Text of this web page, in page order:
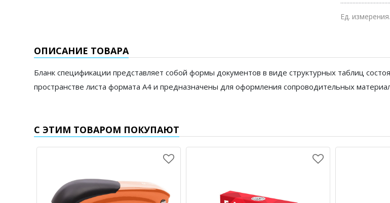
Грамоты, дипломы,
Бумага писчая, газетная,
Бумага в рулоне и стопе
Ед. измерения
ОПИСАНИЕ ТОВАРА
Бланк спецификации представляет собой формы документов в виде структурных таблиц
пространстве листа формата А4 и предназначены для оформления сопроводительных
С ЭТИМ ТОВАРОМ ПОКУПАЮТ